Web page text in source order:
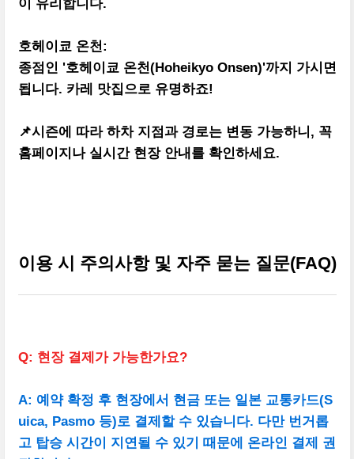
이 유리합니다.
호헤이쿄 온천:
종점인 '호헤이쿄 온천(Hoheikyo Onsen)'까지 가시면
됩니다. 카레 맛집으로 유명하죠!
📌시즌에 따라 하차 지점과 경로는 변동 가능하니, 꼭
홈페이지나 실시간 현장 안내를 확인하세요.
이용 시 주의사항 및 자주 묻는 질문(FAQ)
Q: 현장 결제가 가능한가요?
A: 예약 확정 후 현장에서 현금 또는 일본 교통카드(S
uica, Pasmo 등)로 결제할 수 있습니다. 다만 번거롭
고 탑승 시간이 지연될 수 있기 때문에 온라인 결제 권